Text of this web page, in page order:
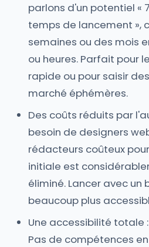
parlons d'un potentiel «
temps de lancement »,
semaines ou des mois
ou heures. Parfait pour
rapide ou pour saisir
marché éphémères.
Des coûts réduits par
besoin de designers
rédacteurs coûteux
initiale est
éliminé. Lancer avec
beaucoup plus
Une accessibilité totale
Pas de compétences